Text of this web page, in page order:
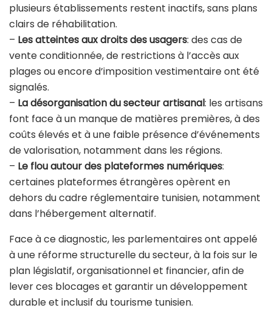
plusieurs établissements restent inactifs, sans plans
clairs de réhabilitation.
– Les atteintes aux droits des usagers: des cas de
vente conditionnée, de restrictions à l’accès aux
plages ou encore d’imposition vestimentaire ont été
signalés.
– La désorganisation du secteur artisanal: les artisans
font face à un manque de matières premières, à des
coûts élevés et à une faible présence d’événements
de valorisation, notamment dans les régions.
– Le flou autour des plateformes numériques:
certaines plateformes étrangères opèrent en
dehors du cadre réglementaire tunisien, notamment
dans l’hébergement alternatif.
Face à ce diagnostic, les parlementaires ont appelé
à une réforme structurelle du secteur, à la fois sur le
plan législatif, organisationnel et financier, afin de
lever ces blocages et garantir un développement
durable et inclusif du tourisme tunisien.